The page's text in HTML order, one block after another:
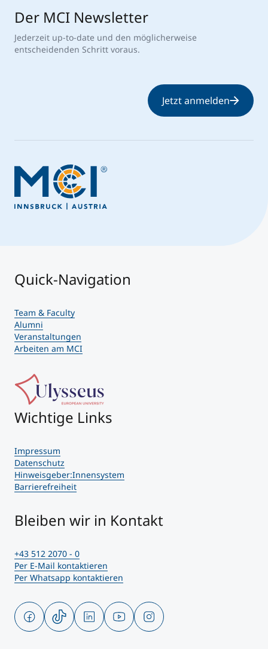
Der MCI Newsletter
Jederzeit up-to-date und den möglicherweise
entscheidenden Schritt voraus.
Jetzt anmelden
Quick-Navigation
Team & Faculty
Alumni
Veranstaltungen
Arbeiten am MCI
Wichtige Links
Impressum
Datenschutz
Hinweisgeber:Innensystem
Barrierefreiheit
Bleiben wir in Kontakt
+43 512 2070 - 0
Per E-Mail kontaktieren
Per Whatsapp kontaktieren